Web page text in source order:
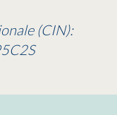
(CIN):